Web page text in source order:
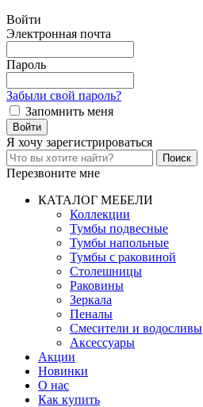
Войти
Электронная почта
Пароль
Забыли свой пароль?
Запомнить меня
Я хочу зарегистрироваться
Перезвоните мне
КАТАЛОГ МЕБЕЛИ
Коллекции
Тумбы подвесные
Тумбы напольные
Тумбы с раковиной
Столешницы
Раковины
Зеркала
Пеналы
Смесители и водосливы
Аксессуары
Акции
Новинки
О нас
Как купить